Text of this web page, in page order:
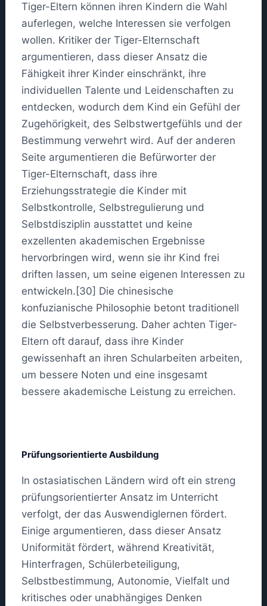
Tiger-Eltern können ihren Kindern die Wahl
auferlegen, welche Interessen sie verfolgen
wollen. Kritiker der Tiger-Elternschaft
argumentieren, dass dieser Ansatz die
Fähigkeit ihrer Kinder einschränkt, ihre
individuellen Talente und Leidenschaften zu
entdecken, wodurch dem Kind ein Gefühl der
Zugehörigkeit, des Selbstwertgefühls und der
Bestimmung verwehrt wird. Auf der anderen
Seite argumentieren die Befürworter der
Tiger-Elternschaft, dass ihre
Erziehungsstrategie die Kinder mit
Selbstkontrolle, Selbstregulierung und
Selbstdisziplin ausstattet und keine
exzellenten akademischen Ergebnisse
hervorbringen wird, wenn sie ihr Kind frei
driften lassen, um seine eigenen Interessen zu
entwickeln.[30] Die chinesische
konfuzianische Philosophie betont traditionell
die Selbstverbesserung. Daher achten Tiger-
Eltern oft darauf, dass ihre Kinder
gewissenhaft an ihren Schularbeiten arbeiten,
um bessere Noten und eine insgesamt
bessere akademische Leistung zu erreichen.
Prüfungsorientierte Ausbildung
In ostasiatischen Ländern wird oft ein streng
prüfungsorientierter Ansatz im Unterricht
verfolgt, der das Auswendiglernen fördert.
Einige argumentieren, dass dieser Ansatz
Uniformität fördert, während Kreativität,
Hinterfragen, Schülerbeteiligung,
Selbstbestimmung, Autonomie, Vielfalt und
kritisches oder unabhängiges Denken